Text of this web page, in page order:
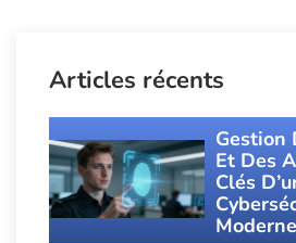
Articles récents
Gestion
Et Des
Clés
Moderne